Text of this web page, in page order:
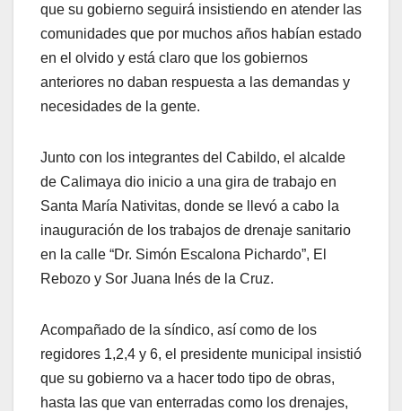
que su gobierno seguirá insistiendo en atender las
comunidades que por muchos años habían estado
en el olvido y está claro que los gobiernos
anteriores no daban respuesta a las demandas y
necesidades de la gente.
Junto con los integrantes del Cabildo, el alcalde
de Calimaya dio inicio a una gira de trabajo en
Santa María Nativitas, donde se llevó a cabo la
inauguración de los trabajos de drenaje sanitario
en la calle “Dr. Simón Escalona Pichardo”, El
Rebozo y Sor Juana Inés de la Cruz.
Acompañado de la síndico, así como de los
regidores 1,2,4 y 6, el presidente municipal insistió
que su gobierno va a hacer todo tipo de obras,
hasta las que van enterradas como los drenajes,